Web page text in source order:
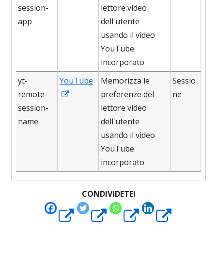
session-
app
lettore video
dell'utente
usando il video
YouTube
incorporato
yt-
remote-
session-
name
YouTube
Memorizza le
preferenze del
lettore video
dell'utente
usando il video
YouTube
incorporato
Sessio
ne
CONDIVIDETE!
ApreApreApre